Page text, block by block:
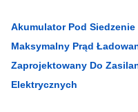
Akumulator Pod Siedzenie
Maksymalny Prąd
Zaprojektowany Do
Elektrycznych